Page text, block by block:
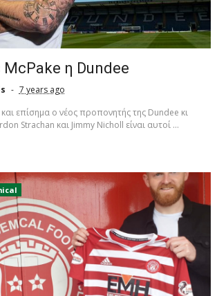
McPake η Dundee
7 years ago
και επίσημα ο νέος προπονητής της Dundee κι
Strachan και Jimmy Nicholl είναι αυτοί ...